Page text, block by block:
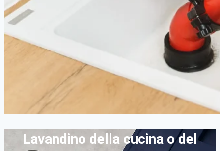
Lavandino della cucina o del